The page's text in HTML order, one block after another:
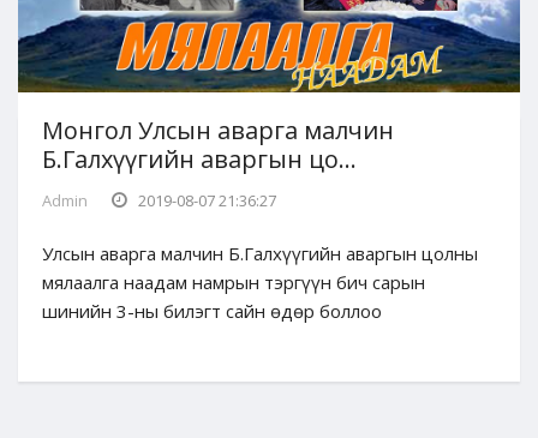
Монгол Улсын аварга малчин
Б.Галхүүгийн аваргын цо...
Admin 2019-08-07 21:36:27
Улсын аварга малчин Б.Галхүүгийн аваргын цолны
мялаалга наадам намрын тэргүүн бич сарын
шинийн 3-ны билэгт сайн өдөр боллоо